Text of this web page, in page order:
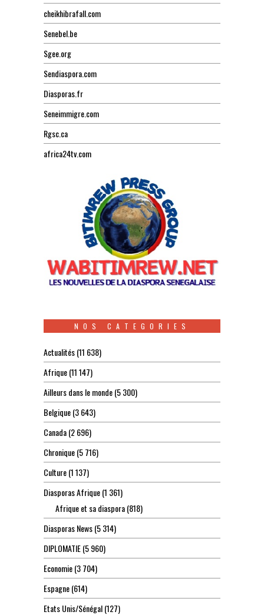
cheikhibrafall.com
Senebel.be
Sgee.org
Sendiaspora.com
Diasporas.fr
Seneimmigre.com
Rgsc.ca
africa24tv.com
NOS CATEGORIES
Actualités(11 638)
Afrique(11 147)
Ailleurs dans le monde(5 300)
Belgique(3 643)
Canada(2 696)
Chronique(5 716)
Culture(1 137)
Diasporas Afrique(1 361)
Afrique et sa diaspora(818)
Diasporas News(5 314)
DIPLOMATIE(5 960)
Economie(3 704)
Espagne(614)
Etats Unis/Sénégal(127)